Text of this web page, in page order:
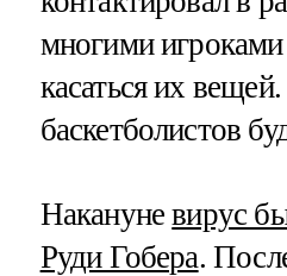
многими
касаться их
баскетболистов
Накануневирус
Руди Гобера.